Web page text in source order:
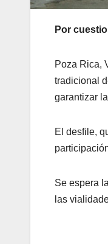
Por
Poza Rica,
tradicional
garantizar
El desfile,
Se espera
las